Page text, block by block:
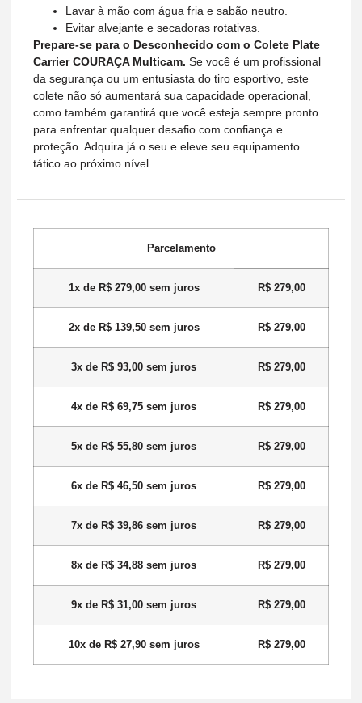
Lavar à mão com água fria e sabão neutro.
Evitar alvejante e secadoras rotativas.
Prepare-se para o Desconhecido com o Colete Plate
Carrier COURAÇA Multicam. Se você é um profissional
da segurança ou um entusiasta do tiro esportivo, este
colete não só aumentará sua capacidade operacional,
como também garantirá que você esteja sempre pronto
para enfrentar qualquer desafio com confiança e
proteção. Adquira já o seu e eleve seu equipamento
tático ao próximo nível.
Parcelamento
1x de R$279,00sem juros R$279,00
2x de R$139,50sem juros R$279,00
3x de R$ 93,00 sem juros R$279,00
4x de R$ 69,75 sem juros R$279,00
5x de R$ 55,80 sem juros R$279,00
6x de R$ 46,50 sem juros R$279,00
7x de R$ 39,86 sem juros R$279,00
8x de R$ 34,88 sem juros R$279,00
9x de R$ 31,00 sem juros R$279,00
10x de R$27,90sem juros R$279,00